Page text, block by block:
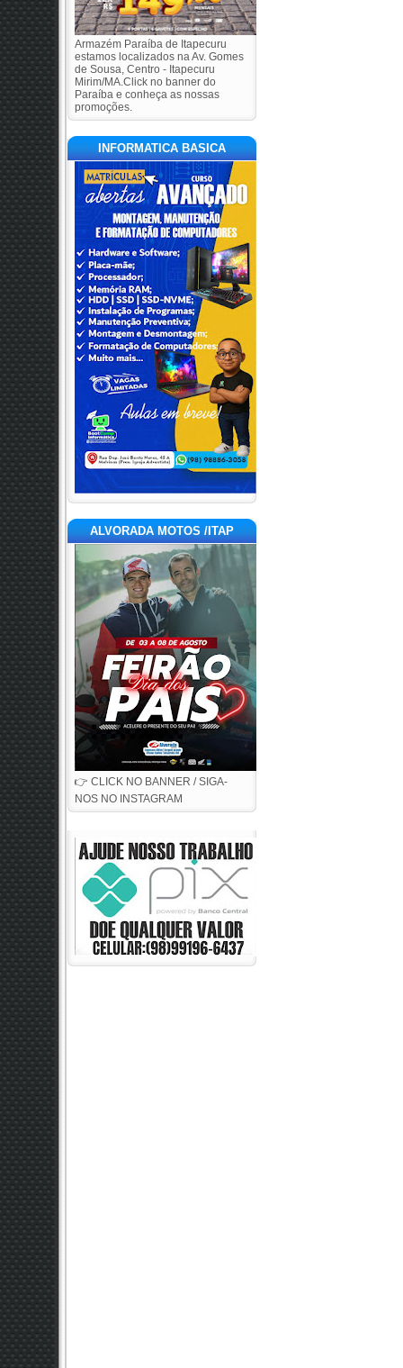
Armazém Paraíba de Itapecuru
estamos localizados na Av. Gomes
de Sousa, Centro - Itapecuru
Mirim/MA.Click no banner do
Paraíba e conheça as nossas
promoções.
INFORMATICA BASICA
ALVORADA MOTOS /ITAP
👉 CLICK NO BANNER / SIGA-
NOS NO INSTAGRAM